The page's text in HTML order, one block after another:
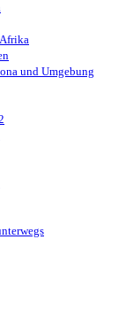
und Umgebung